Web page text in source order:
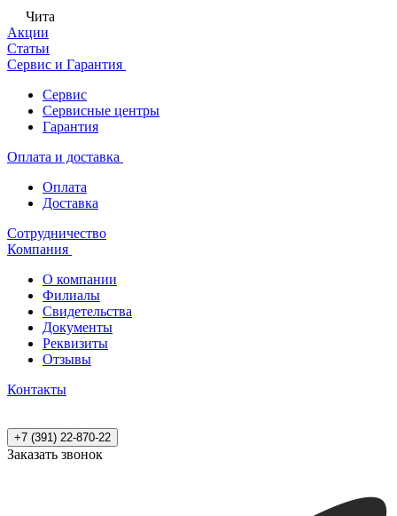
Чита
Акции
Статьи
Сервис и Гарантия
Сервис
Сервисные центры
Гарантия
Оплата и доставка
Оплата
Доставка
Сотрудничество
Компания
О компании
Филиалы
Свидетельства
Документы
Реквизиты
Отзывы
Контакты
+7 (391) 22-870-22
Заказать звонок